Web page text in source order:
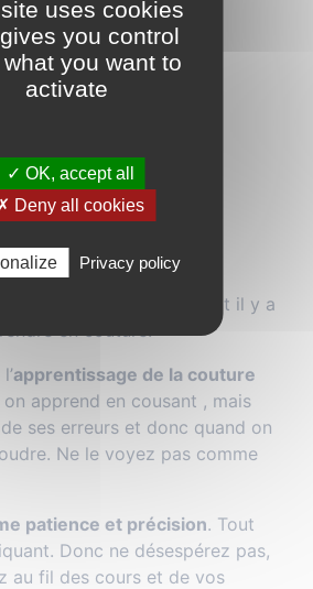
à coudre droit ?
coudre un angle ?
coudre une courbe ?
poser un élastique ?
qu’un biais et comment le
avoir de belles finitions ?
est loin d’être finie tant il y a
en couture.
apprentissage de la couture
apprend en cousant , mais
ses erreurs et donc quand on
Ne le voyez pas comme
patience et précision. Tout
Donc ne désespérez pas,
au fil des cours et de vos
uses cookies
you control
you want to
activate
✓ OK, accept all
Deny all cookies
Privacy policy